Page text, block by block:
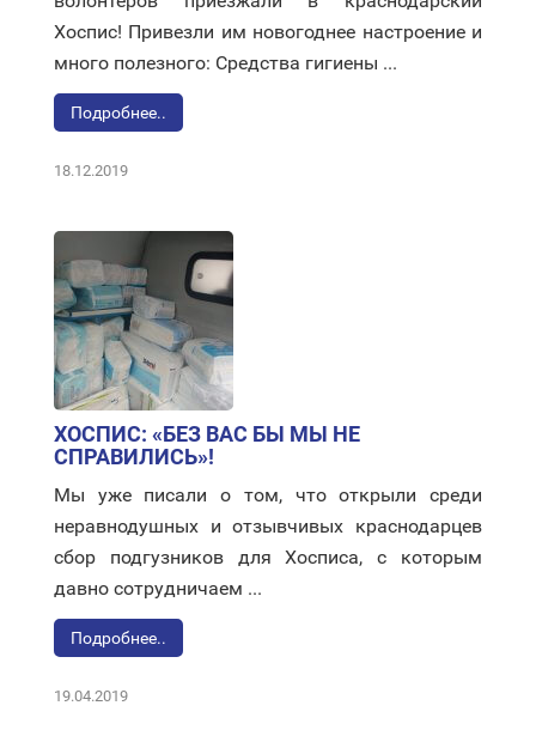
Хоспис! Привезли им новогоднее настроение и
много полезного: Средства гигиены ...
Подробнее..
18.12.2019
ХОСПИС: «БЕЗ ВАС БЫ МЫ НЕ
СПРАВИЛИСЬ»!
Мы уже писали о том, что открыли среди
неравнодушных и отзывчивых краснодарцев
сбор подгузников для Хосписа, с которым
давно сотрудничаем ...
Подробнее..
19.04.2019